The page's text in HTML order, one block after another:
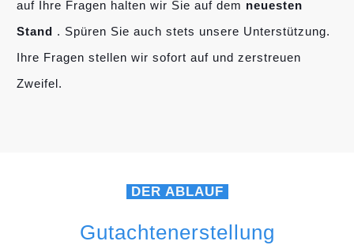
auf Ihre Fragen halten wir Sie auf dem neuesten
Stand . Spüren Sie auch stets unsere Unterstützung.
Ihre Fragen stellen wir sofort auf und zerstreuen
Zweifel.
DER ABLAUF
Gutachtenerstellung